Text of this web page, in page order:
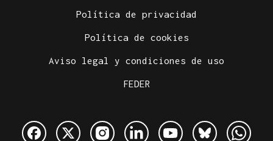
Política de privacidad
Política de cookies
Aviso legal y condiciones de uso
FEDER